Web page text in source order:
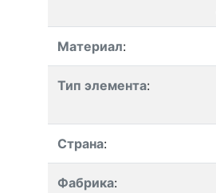
Материал:
Тип элемента:
Страна:
Фабрика: